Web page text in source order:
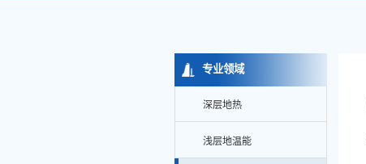
专业领域
深层地热
浅层地温能